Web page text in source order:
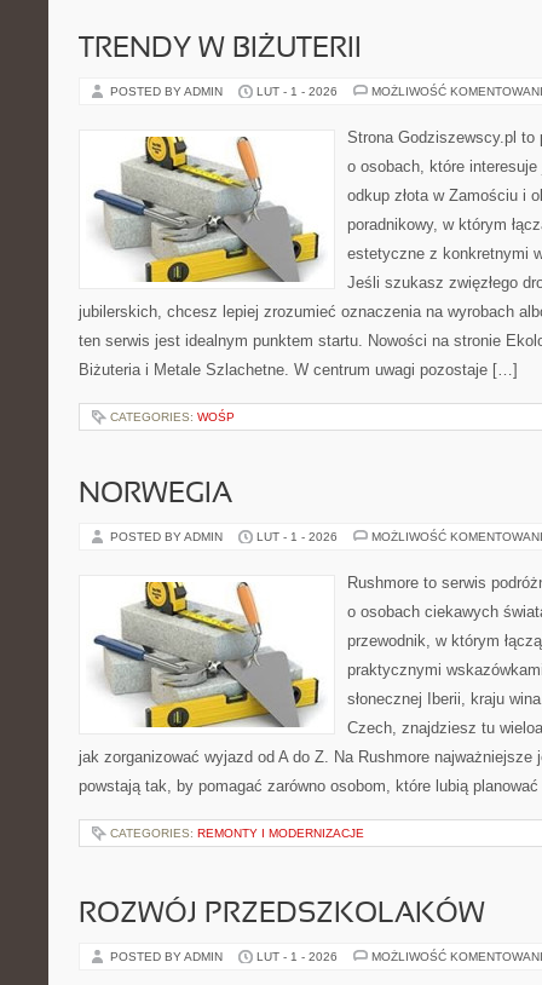
TRENDY W BIŻUTERII
POSTED BY ADMIN LUT - 1 - 2026 MOŻLIWOŚĆ
Strona Godziszewscy.pl to
o osobach, które
odkup złota w Zamościu i
poradnikowy, w którym
estetyczne z konkretnymi
Jeśli szukasz zwięzłego
jubilerskich, chcesz lepiej zrozumieć oznaczenia na wyrobach
ten serwis jest idealnym punktem startu. Nowości na stronie
Biżuteria i Metale Szlachetne. W centrum uwagi pozostaje […]
CATEGORIES: WOŚP
NORWEGIA
POSTED BY ADMIN LUT - 1 - 2026 MOŻLIWOŚĆ
Rushmore to serwis
o osobach ciekawych
przewodnik, w którym
praktycznymi
słonecznej Iberii, kraju
Czech, znajdziesz tu
jak zorganizować wyjazd od A do Z. Na Rushmore
powstają tak, by pomagać zarówno osobom, które lubią
CATEGORIES: REMONTY I MODERNIZACJE
ROZWÓJ PRZEDSZKOLAKÓW
POSTED BY ADMIN LUT - 1 - 2026 MOŻLIWOŚĆ